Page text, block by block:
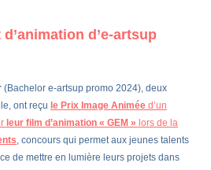
d’e-artsup
(Bachelor e-artsup promo 2024), deux
ont reçu le Prix Image Animée d’un
leur film d’animation « GEM » lors de la
, concours qui permet aux jeunes talents
de mettre en lumière leurs projets dans